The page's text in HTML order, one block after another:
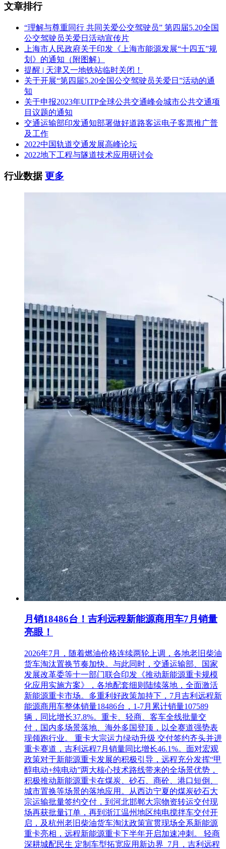
文章排行
“理解与尊重同行 共同关爱公交驾驶员” 第四届5.20全国
公交驾驶员关爱日活动宣传片
上海市人民政府关于印发《上海市能源发展“十四五”规
划》的通知（附图解）
提醒 | 天津又一地铁站临时关闭！
关于开展“第四届5.20全国公交驾驶员关爱日”活动的通
知
关于申报2023年UITP全球公共交通峰会城市公共交通项
目议题的通知
交通运输部印发通知部署做好道路客运电子客票推广普
及工作
2022中国轨道交通发展高峰论坛
2022地下工程与隧道技术应用研讨会
行业数据更多
月销18486台！吉利远程新能源商用车7月销量
亮眼！
2026年7月，随着燃油价格连续两轮上调，各地老旧柴油
货车淘汰置换节奏加快。与此同时，交通运输部、国家
发展改革委等十一部门联合印发《推动新能源重卡规模
化应用实施方案》，各地配套细则陆续落地，全面激活
新能源重卡市场。多重利好政策加持下，7月吉利远程新
能源商用车整体销量18486台，1-7月累计销量107589
辆，同比增长37.8%。重卡、轻商、客车全线批量交
付，国内多场景落地、海外多国登顶，以全赛道强势表
现领跑行业。 重卡大宗运力绿动升级 交付签约齐头并进
重卡赛道，吉利远程7月销量同比增长46.1%。面对宏观
政策对于新能源重卡发展的积极引导，远程充分发挥“甲
醇电动+纯电动”两大核心技术路线带来的全场景优势，
积极推动新能源重卡在煤炭、砂石、商砼、港口短倒、
城市置换等场景的落地应用。从西边宁夏的煤炭砂石大
宗运输批量签约交付，到河北邯郸大宗物资转运交付现
场再获批量订单，再到浙江温州地区纯电搅拌车交付开
启，及杭州老旧柴油货车淘汰政策宣贯现场全系新能源
重卡亮相，远程新能源重卡下半年开启加速冲刺。 轻商
深耕城配民生 定制车型拓宽应用新边界 7月，吉利远程